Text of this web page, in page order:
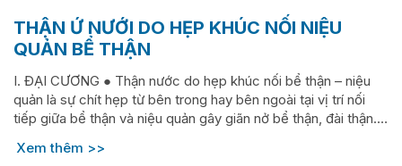
THẬN Ứ NƯỚI DO HẸP KHÚC NỐI NIỆU
QUẢN BỂ THẬN
I. ĐẠI CƯƠNG ● Thận nước do hẹp khúc nối bể thận – niệu
quản là sự chít hẹp từ bên trong hay bên ngoài tại vị trí nối
tiếp giữa bể thận và niệu quản gây giãn nở bể thận, đài thận. ●
niệu. ● Sự...
Xem thêm